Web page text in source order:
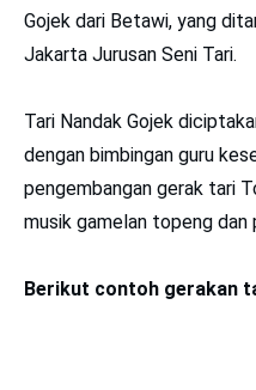
Gojek dari Betawi, yang
Jakarta Jurusan Seni Tari.
Tari Nandak Gojek
dengan bimbingan guru
pengembangan gerak tari
musik gamelan topeng
Berikut contoh gerakan